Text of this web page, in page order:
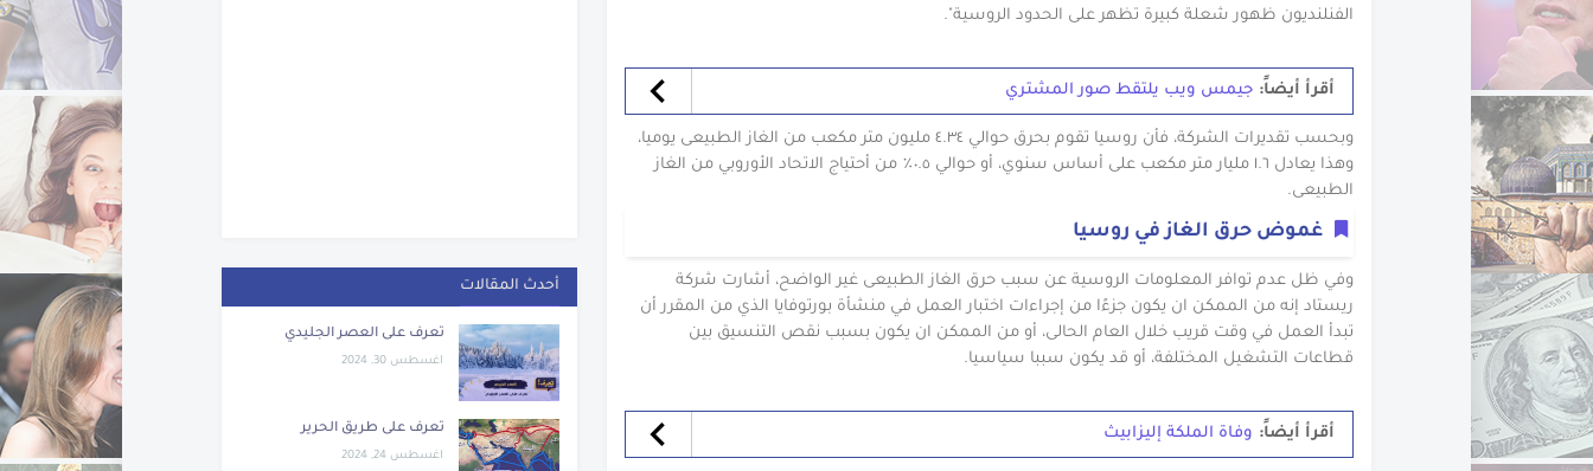
الفنلنديون ظهور شعلة كبيرة تظهر على الحدود الروسية".
أقرأ أيضاً: جيمس ويب يلتقط صور المشتري
وبحسب تقديرات الشركة، فأن روسيا تقوم بحرق حوالي ٤‪.‬٣٤ مليون متر مكعب من الغاز الطبيعى يوميا،
وهذا يعادل ١‪.‬٦ مليار متر مكعب على أساس سنوي، أو حوالي ٠‪.‬٥٪ من أحتياج الاتحاد الأوروبي من الغاز
الطبيعى.
غموض حرق الغاز في روسيا
وفي ظل عدم توافر المعلومات الروسية عن سبب حرق الغاز الطبيعى غير الواضح، أشارت شركة
ريستاد إنه من الممكن ان يكون جزءًا من إجراءات اختبار العمل في منشأة بورتوفايا الذي من المقرر أن
تبدأ العمل في وقت قريب خلال العام الحالى، أو من الممكن ان يكون بسبب نقص التنسيق بين
قطاعات التشغيل المختلفة، أو قد يكون سببا سياسيا.
أقرأ أيضاً: وفاة الملكة إليزابيث
أحدث المقالات
تعرف على العصر الجليدي
اغسطس 30, 2024
تعرف على طريق الحرير
اغسطس 24, 2024